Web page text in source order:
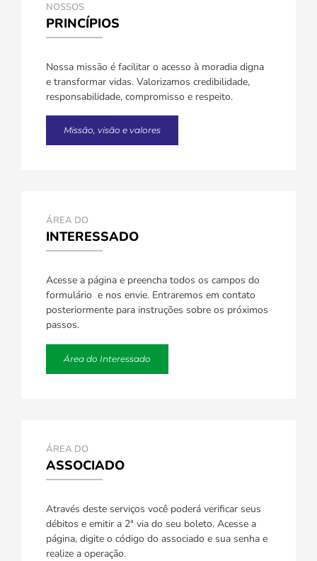
NOSSOS
PRINCÍPIOS
Nossa missão é facilitar o acesso à moradia digna
e transformar vidas. Valorizamos credibilidade,
responsabilidade, compromisso e respeito.
Missão, visão e valores
ÁREA DO
INTERESSADO
Acesse a página e preencha todos os campos do
formulário e nos envie. Entraremos em contato
posteriormente para instruções sobre os próximos
passos.
Área do Interessado
ÁREA DO
ASSOCIADO
Através deste serviços você poderá verificar seus
débitos e emitir a 2ª via do seu boleto. Acesse a
página, digite o código do associado e sua senha e
realize a operação.